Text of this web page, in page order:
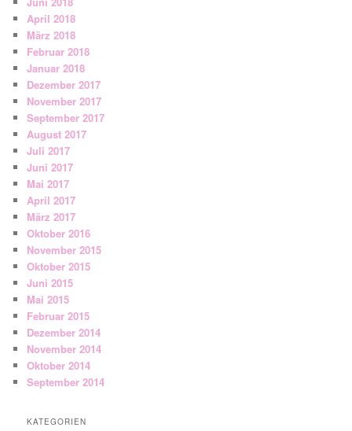
April 2018
März 2018
Februar 2018
Januar 2018
Dezember 2017
November 2017
September 2017
August 2017
Juli 2017
Juni 2017
Mai 2017
April 2017
März 2017
Oktober 2016
November 2015
Oktober 2015
Juni 2015
Mai 2015
Februar 2015
Dezember 2014
November 2014
Oktober 2014
September 2014
KATEGORIEN